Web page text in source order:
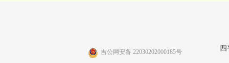
吉公网安备 22030202000185号 四